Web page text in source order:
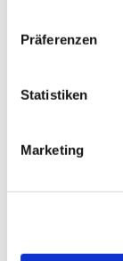
Präferenzen
Statistiken
Marketing